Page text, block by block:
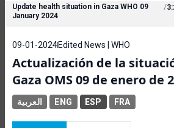
Update health situation in Gaza WHO 09
January 2024
/
09-01-2024Edited News | WHO
Actualización de la
Gaza OMS 09 de enero de
العربية ENG ESP FRA